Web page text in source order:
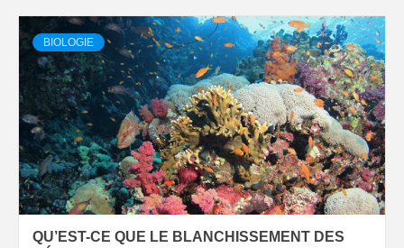
BIOLOGIE
QU’EST-CE QUE LE BLANCHISSEMENT DES